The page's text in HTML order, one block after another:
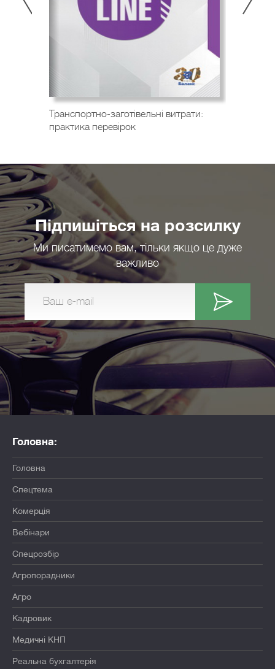
Транспортно-заготівельні витрати:
практика перевірок
Підпишіться на розсилку
Ми писатимемо вам, тільки якщо це дуже
важливо
Ваш e-mail
Головна:
Головна
Спецтема
Комерція
Вебінари
Спецрозбір
Агропорадники
Агро
Кадровик
Медичні КНП
Реальна бухгалтерія